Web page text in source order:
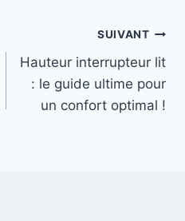
SUIVANT
Hauteur interrupteur lit
: le guide ultime pour
un confort optimal !